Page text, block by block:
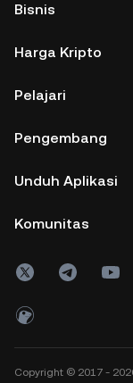
Bisnis
Harga Kripto
Pelajari
Pengembang
Unduh Aplikasi
Komunitas
Copyright © 2017 -